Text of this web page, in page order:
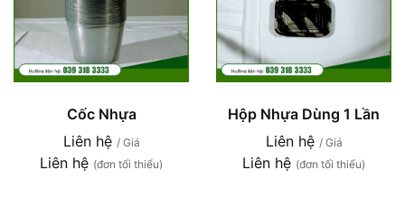
Cốc Nhựa
Liên hệ / Giá
Liên hệ (đơn tối thiểu)
Hộp Nhựa Dùng 1 Lần
Liên hệ / Giá
Liên hệ (đơn tối thiểu)